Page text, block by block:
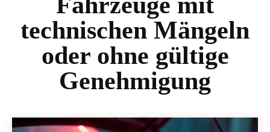
technischen Mängeln
oder ohne gültige
Genehmigung